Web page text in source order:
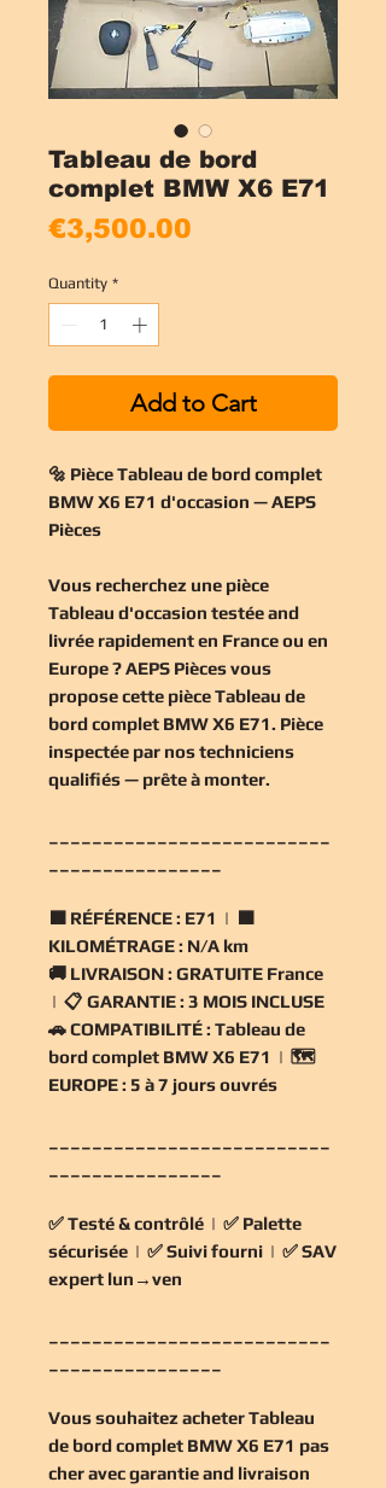
Tableau de bord
complet BMW X6 E71
€3,500.00
Quantity *
Add to Cart
🔩 Pièce Tableau de bord complet
BMW X6 E71 d'occasion — AEPS
Pièces
Vous recherchez une pièce
Tableau d'occasion testée and
livrée rapidement en France ou en
Europe ? AEPS Pièces vous
propose cette pièce Tableau de
bord complet BMW X6 E71. Pièce
inspectée par nos techniciens
qualifiés — prête à monter.
🟧 RÉFÉRENCE : E71 | 🟧
KILOMÉTRAGE : N/A km
🚚 LIVRAISON : GRATUITE France
| 📋 GARANTIE : 3 MOIS INCLUSE
🚗COMPATIBILITÉ : Tableau de
bord complet BMW X6 E71 | 🗺️
EUROPE : 5 à 7 jours ouvrés
✅Testé & contrôlé | ✅ Palette
sécurisée | ✅Suivi fourni | ✅SAV
expert lun→ven
Vous souhaitez acheter Tableau
de bord complet BMW X6 E71 pas
cheravec garantie and livraison